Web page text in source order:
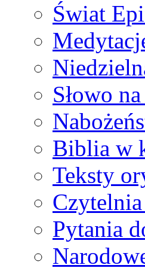
Świat
Słowo
Biblia w
Teksty
Pytania